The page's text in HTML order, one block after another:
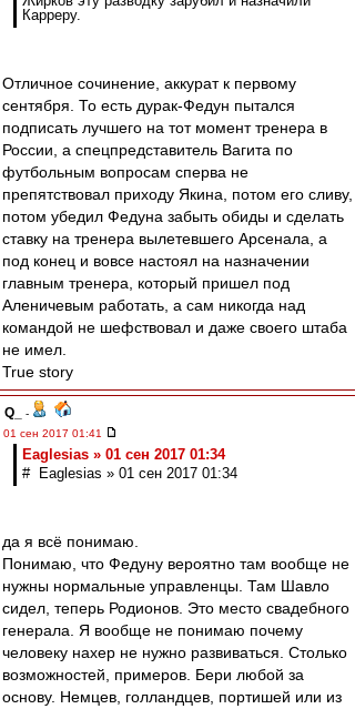
Карреру.
Отличное сочинение, аккурат к первому
сентября. То есть дурак-Федун пытался
подписать лучшего на тот момент тренера в
России, а спецпредставитель Вагита по
футбольным вопросам сперва не
препятствовал приходу Якина, потом его сливу,
потом убедил Федуна забыть обиды и сделать
ставку на тренера вылетевшего Арсенала, а
под конец и вовсе настоял на назначении
главным тренера, который пришел под
Аленичевым работать, а сам никогда над
командой не шефствовал и даже своего штаба
не имел.
True story
Q_
-
01 сен 2017 01:41
Eaglesias » 01 сен 2017 01:34
# Eaglesias » 01 сен 2017 01:34
да я всё понимаю.
Понимаю, что Федуну вероятно там вообще не
нужны нормальные управленцы. Там Шавло
сидел, теперь Родионов. Это место свадебного
генерала. Я вообще не понимаю почему
человеку нахер не нужно развиваться. Столько
возможностей, примеров. Бери любой за
основу. Немцев, голландцев, портишей или из